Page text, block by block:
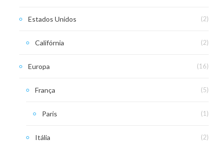
Estados Unidos (2)
Califórnia (2)
Europa (16)
França (5)
Paris (1)
Itália (2)